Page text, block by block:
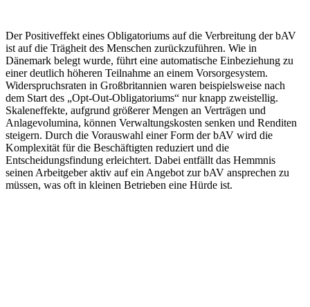
Der Positiveffekt eines Obligatoriums auf die Verbreitung der bAV
ist auf die Trägheit des Menschen zurückzuführen. Wie in
Dänemark belegt wurde, führt eine automatische Einbeziehung zu
einer deutlich höheren Teilnahme an einem Vorsorgesystem.
Widerspruchsraten in Großbritannien waren beispielsweise nach
dem Start des „Opt-Out-Obligatoriums“ nur knapp zweistellig.
Skaleneffekte, aufgrund größerer Mengen an Verträgen und
Anlagevolumina, können Verwaltungskosten senken und Renditen
steigern. Durch die Vorauswahl einer Form der bAV wird die
Komplexität für die Beschäftigten reduziert und die
Entscheidungsfindung erleichtert. Dabei entfällt das Hemmnis
seinen Arbeitgeber aktiv auf ein Angebot zur bAV ansprechen zu
müssen, was oft in kleinen Betrieben eine Hürde ist.